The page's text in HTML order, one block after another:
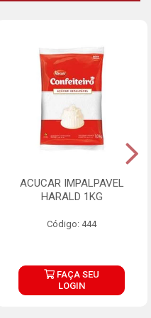
ACUCAR IMPALPAVEL
HARALD 1KG
Código: 444
FAÇA SEU
LOGIN